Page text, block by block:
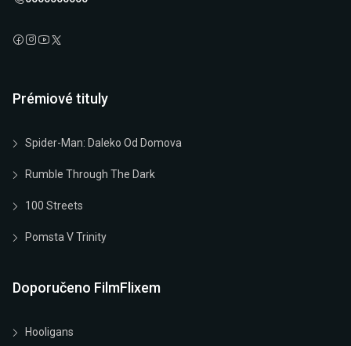
Prémiové tituly
Spider-Man: Daleko Od Domova
Rumble Through The Dark
100 Streets
Pomsta V Trinity
Doporučeno FilmFlixem
Hooligans